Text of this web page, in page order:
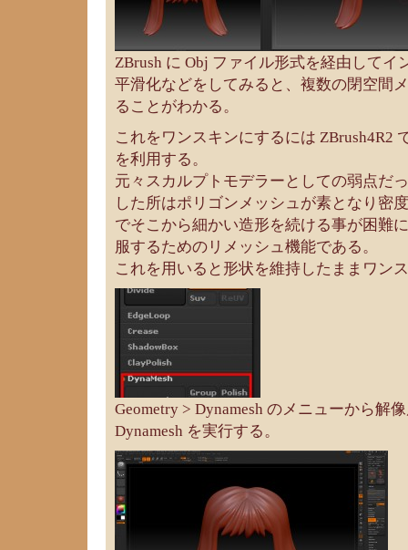
ZBrush に Obj ファイル形式を経由してイ
平滑化などをしてみると、複数の閉空間
ることがわかる。
これをワンスキンにするには ZBrush4R2
を利用する。
元々スカルプトモデラーとしての弱点だ
した所はポリゴンメッシュが素となり密
でそこから細かい造形を続ける事が困難
服するためのリメッシュ機能である。
これを用いると形状を維持したままワン
Geometry > Dynamesh のメニューから解
Dynamesh を実行する。